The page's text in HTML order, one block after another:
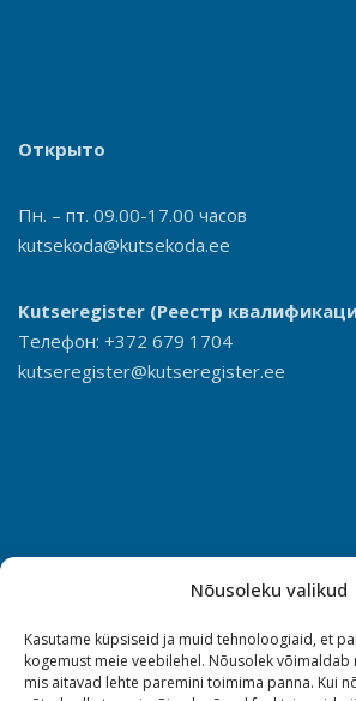
Nõusoleku valikud
Kasutame küpsiseid ja muid tehnoloogiaid, et
kogemust meie veebilehel. Nõusolek
mis aitavad lehte paremini toimima panna. Kui
Открыто
Пн. – пт. 09.00-17.00 часов
kutsekoda@kutsekoda.ee
Kutseregister (Реестр
Телефон: +372 679 1704
kutseregister@kutseregister.ee